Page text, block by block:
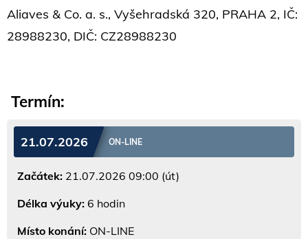
Aliaves & Co. a. s., Vyšehradská 320, PRAHA 2, IČ:
28988230, DIČ: CZ28988230
Termín:
21.07.2026 ON-LINE
Začátek: 21.07.2026 09:00 (út)
Délka výuky: 6 hodin
Místo konání: ON-LINE